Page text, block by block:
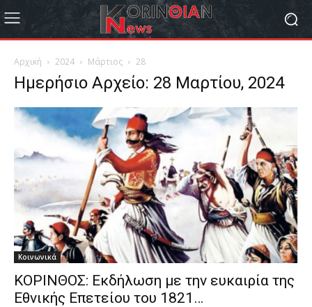
Αρχική 2024 Μάρτιος 28
Ημερήσιο Αρχείο: 28 Μαρτίου, 2024
Κοινωνικά
ΚΟΡΙΝΘΟΣ: Εκδήλωση με την ευκαιρία της
Εθνικής Επετείου του 1821…